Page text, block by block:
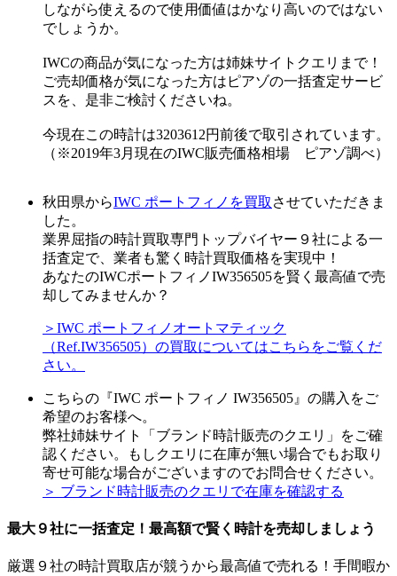
しながら使えるので使用価値はかなり高いのではない
でしょうか。
IWCの商品が気になった方は姉妹サイトクエリまで！
ご売却価格が気になった方はピアゾの一括査定サービ
スを、是非ご検討くださいね。
今現在この時計は3203612円前後で取引されています。
（※2019年3月現在のIWC販売価格相場 ピアゾ調べ）
秋田県からIWC ポートフィノを買取 させていただきま
した。
業界屈指の時計買取専門トップバイヤー９社による一
括査定で、業者も驚く時計買取価格を実現中！
あなたのIWCポートフィノIW356505を賢く最高値で売
却してみませんか？
＞IWC ポートフィノオートマティック
（Ref.IW356505）の買取についてはこちらをご覧くだ
さい。
こちらの『IWC ポートフィノ IW356505』の購入をご
希望のお客様へ。
弊社姉妹サイト「ブランド時計販売のクエリ」をご確
認ください。もしクエリに在庫が無い場合でもお取り
寄せ可能な場合がございますのでお問合せください。
＞ ブランド時計販売のクエリで在庫を確認する
最大９社に一括査定！ 最高額で賢く時計を売却しましょう
厳選９社の時計買取店が競うから最高値で売れる！手間暇か